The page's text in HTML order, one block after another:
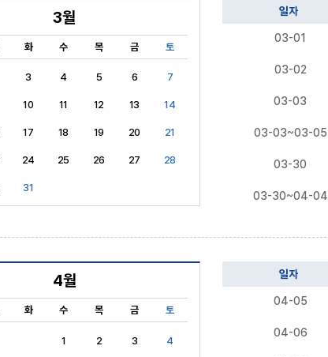
3월
화 수 목 금 토
3 4 5 6 7
10 11 12 13 14
17 18 19 20 21
24 25 26 27 28
31
일자
03-01
03-02
03-03
03-03~03-05
03-30
03-30~04-04
4월
화 수 목 금 토
1 2 3 4
일자
04-05
04-06